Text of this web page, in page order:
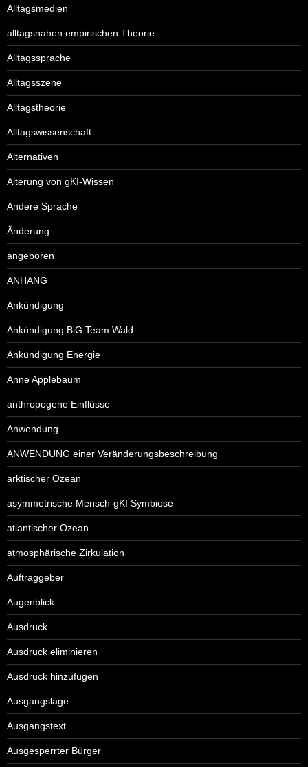
Alltagsmedien
alltagsnahen empirischen Theorie
Alltagssprache
Alltagsszene
Alltagstheorie
Alltagswissenschaft
Alternativen
Alterung von gKI-Wissen
Andere Sprache
Änderung
angeboren
ANHANG
Ankündigung
Ankündigung BiG Team Wald
Ankündigung Energie
Anne Applebaum
anthropogene Einflüsse
Anwendung
ANWENDUNG einer Veränderungsbeschreibung
arktischer Ozean
asymmetrische Mensch-gKI Symbiose
atlantischer Ozean
atmosphärische Zirkulation
Auftraggeber
Augenblick
Ausdruck
Ausdruck eliminieren
Ausdruck hinzufügen
Ausgangslage
Ausgangstext
Ausgesperrter Bürger